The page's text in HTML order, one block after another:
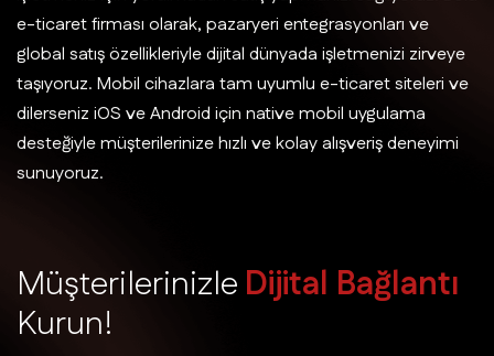
e-ticaret firması olarak, pazaryeri entegrasyonları ve
global satış özellikleriyle dijital dünyada işletmenizi zirveye
taşıyoruz. Mobil cihazlara tam uyumlu e-ticaret siteleri ve
dilerseniz iOS ve Android için native mobil uygulama
desteğiyle müşterilerinize hızlı ve kolay alışveriş deneyimi
sunuyoruz.
Müşterilerinizle Dijital Bağlantı
Kurun!